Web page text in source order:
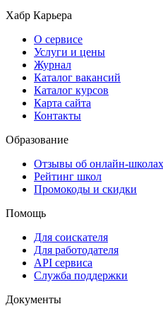
Хабр Карьера
О сервисе
Услуги и цены
Журнал
Каталог вакансий
Каталог курсов
Карта сайта
Контакты
Образование
Отзывы об онлайн-школах
Рейтинг школ
Промокоды и скидки
Помощь
Для соискателя
Для работодателя
API сервиса
Служба поддержки
Документы